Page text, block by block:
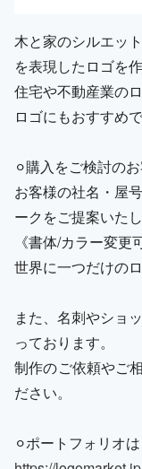
木と家のシルエッ
を表現したロゴを
住宅や不動産業の
ロゴにもおすすめで
⚪︎購入をご検討の
お客様の社名・屋
ークをご提案いたし
《書体/カラー変更
世界に一つだけの
また、名刺やショ
っております。
制作のご依頼やご
ださい。
⚪︎ポートフォリオ